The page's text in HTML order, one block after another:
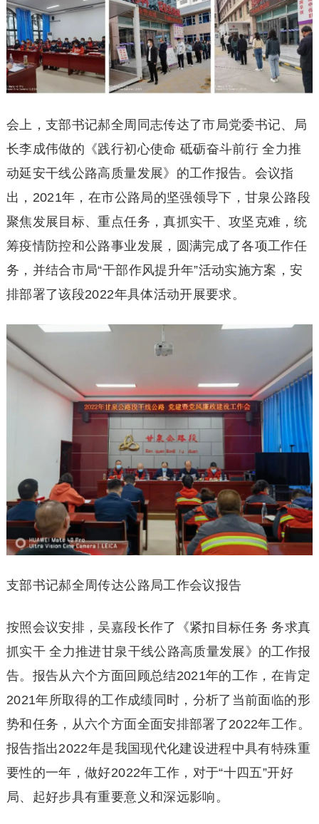
会上，支部书记郝全周同志传达了市局党委书记、局
长李成伟做的《践行初心使命 砥砺奋斗前行 全力推
动延安干线公路高质量发展》的工作报告。会议指
出，2021年，在市公路局的坚强领导下，甘泉公路段
聚焦发展目标、重点任务，真抓实干、攻坚克难，统
筹疫情防控和公路事业发展，圆满完成了各项工作任
务，并结合市局“干部作风提升年”活动实施方案，安
排部署了该段2022年具体活动开展要求。
支部书记郝全周传达公路局工作会议报告
按照会议安排，吴嘉段长作了《紧扣目标任务 务求真
抓实干 全力推进甘泉干线公路高质量发展》的工作报
告。报告从六个方面回顾总结2021年的工作，在肯定
2021年所取得的工作成绩同时，分析了当前面临的形
势和任务，从六个方面全面安排部署了2022年工作。
报告指出2022年是我国现代化建设进程中具有特殊重
要性的一年，做好2022年工作，对于“十四五”开好
局、起好步具有重要意义和深远影响。